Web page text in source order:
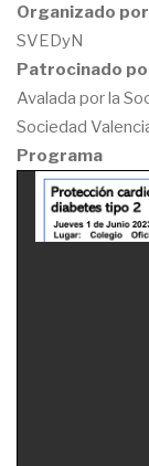
Organizado
SVEDyN
Patrocinado
Avalada por la
Sociedad
Programa